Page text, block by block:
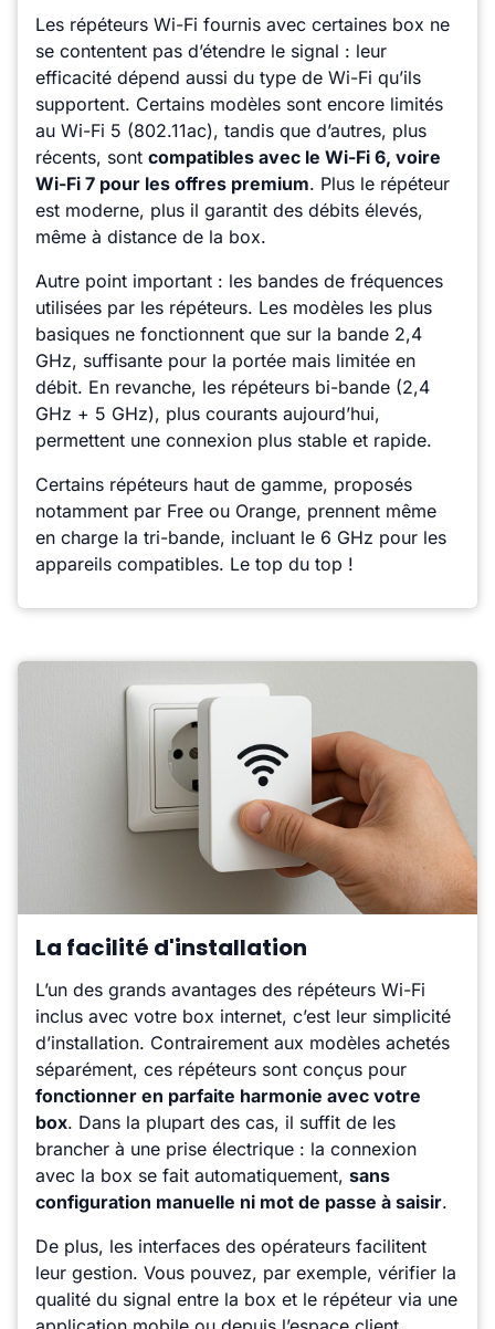
Les répéteurs Wi-Fi fournis avec certaines box ne
se contentent pas d’étendre le signal : leur
efficacité dépend aussi du type de Wi-Fi qu’ils
supportent. Certains modèles sont encore limités
au Wi-Fi 5 (802.11ac), tandis que d’autres, plus
récents, sont compatibles avec le Wi-Fi 6, voire
Wi-Fi 7 pour les offres premium. Plus le répéteur
est moderne, plus il garantit des débits élevés,
même à distance de la box.
Autre point important : les bandes de fréquences
utilisées par les répéteurs. Les modèles les plus
basiques ne fonctionnent que sur la bande 2,4
GHz, suffisante pour la portée mais limitée en
débit. En revanche, les répéteurs bi-bande (2,4
GHz + 5 GHz), plus courants aujourd’hui,
permettent une connexion plus stable et rapide.
Certains répéteurs haut de gamme, proposés
notamment par Free ou Orange, prennent même
en charge la tri-bande, incluant le 6 GHz pour les
appareils compatibles. Le top du top !
La facilité d'installation
L’un des grands avantages des répéteurs Wi-Fi
inclus avec votre box internet, c’est leur simplicité
d’installation. Contrairement aux modèles achetés
séparément, ces répéteurs sont conçus pour
fonctionner en parfaite harmonie avec votre
box. Dans la plupart des cas, il suffit de les
brancher à une prise électrique : la connexion
avec la box se fait automatiquement, sans
configuration manuelle ni mot de passe à saisir.
De plus, les interfaces des opérateurs facilitent
leur gestion. Vous pouvez, par exemple, vérifier la
qualité du signal entre la box et le répéteur via une